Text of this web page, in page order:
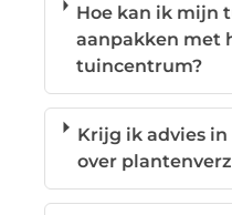
Hoe kan ik mijn
aanpakken met
tuincentrum?
Krijg ik advies
over